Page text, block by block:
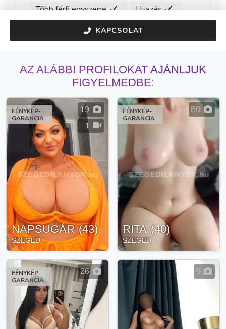
Több férfi egyszerre
Ujjazás
KAPCSOLAT
AZ ALÁBBI PROFILOKAT AJÁNLJUK
FIGYELMEDBE:
FÉNYKÉP-
GARANCIA
19
1
NAPSUGÁR (43)
SZEGED
FÉNYKÉP-
GARANCIA
80
RITA (40)
SZEGED
FÉNYKÉP-
GARANCIA
26 5